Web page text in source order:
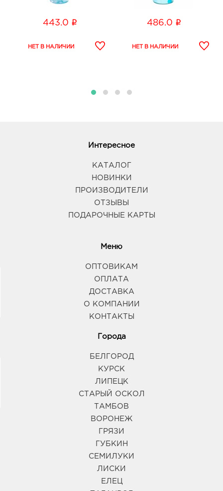
443.0 i 486.0 i
Интересное
КАТАЛОГ
НОВИНКИ
ПРОИЗВОДИТЕЛИ
ОТЗЫВЫ
ПОДАРОЧНЫЕ КАРТЫ
Меню
ОПТОВИКАМ
ОПЛАТА
ДОСТАВКА
О КОМПАНИИ
КОНТАКТЫ
Города
БЕЛГОРОД
КУРСК
ЛИПЕЦК
СТАРЫЙ ОСКОЛ
ТАМБОВ
ВОРОНЕЖ
ГРЯЗИ
ГУБКИН
СЕМИЛУКИ
ЛИСКИ
ЕЛЕЦ